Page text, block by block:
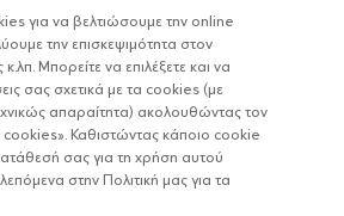
ΑΕΔΑΚ
ESG
και συνεργάτες
ΕΓΓΥΗΜΕΝΗ ΑΠΟΔΟΣΗ ΚΑΙ ΟΙ
ΔΕΝ ΔΙΑΣΦΑΛΙΖΟΥΝ ΤΙΣ
ΜΕΛΛΟΝΤΙΚΕΣ
για να βελτιώσουμε την online
την επισκεψιμότητα στον
Μπορείτε να επιλέξετε και να
σας σχετικά με τα cookies (με
απαραίτητα) ακολουθώντας τον
cookies». Καθιστώντας κάποιο cookie
σας για τη χρήση αυτού
στην Πολιτική μας για τα